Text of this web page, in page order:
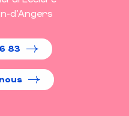
d'Angers
83